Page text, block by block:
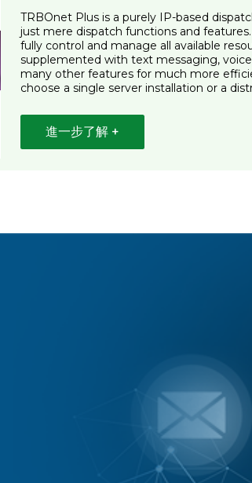
TRBOnet Plus is a purely IP-based
just mere dispatch functions and
fully control and manage all available
supplemented with text messaging,
many other features for much more
choose a single server installation or a
進一步了解 +